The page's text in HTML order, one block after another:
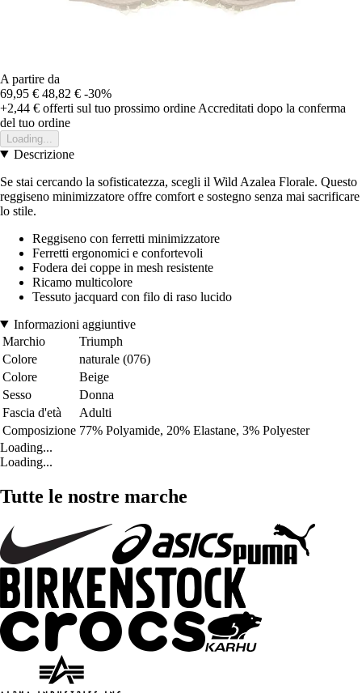
A partire da
69,95 € 48,82 € -30%
+2,44 € offerti sul tuo prossimo ordine Accreditati dopo la conferma
del tuo ordine
Loading...
Descrizione
Se stai cercando la sofisticatezza, scegli il Wild Azalea Florale. Questo
reggiseno minimizzatore offre comfort e sostegno senza mai sacrificare
lo stile.
Reggiseno con ferretti minimizzatore
Ferretti ergonomici e confortevoli
Fodera dei coppe in mesh resistente
Ricamo multicolore
Tessuto jacquard con filo di raso lucido
Informazioni aggiuntive
Marchio
Triumph
Colore
naturale (076)
Colore
Beige
Sesso
Donna
Fascia d'età
Adulti
Composizione 77% Polyamide, 20% Elastane, 3% Polyester
Loading...
Loading...
Tutte le nostre marche